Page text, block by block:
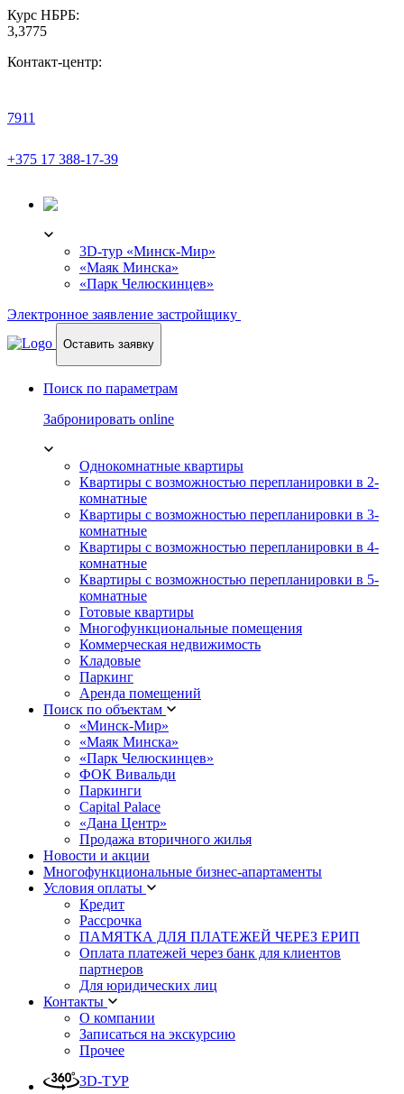
Курс НБРБ:
3,3775
Контакт-центр:
7911
+375 17 388-17-39
3D-тур «Минск-Мир»
«Маяк Минска»
«Парк Челюскинцев»
Электронное заявление застройщику
Оставить заявку
Поиск по параметрам
Забронировать online
Однокомнатные квартиры
Квартиры с возможностью перепланировки в 2-
комнатные
Квартиры с возможностью перепланировки в 3-
комнатные
Квартиры с возможностью перепланировки в 4-
комнатные
Квартиры с возможностью перепланировки в 5-
комнатные
Готовые квартиры
Многофункциональные помещения
Коммерческая недвижимость
Кладовые
Паркинг
Аренда помещений
Поиск по объектам
«Минск-Мир»
«Маяк Минска»
«Парк Челюскинцев»
ФОК Вивальди
Паркинги
Capital Palace
«Дана Центр»
Продажа вторичного жилья
Новости и акции
Многофункциональные бизнес-апартаменты
Условия оплаты
Кредит
Рассрочка
ПАМЯТКА ДЛЯ ПЛАТЕЖЕЙ ЧЕРЕЗ ЕРИП
Оплата платежей через банк для клиентов
партнеров
Для юридических лиц
Контакты
О компании
Записаться на экскурсию
Прочее
3D-ТУР